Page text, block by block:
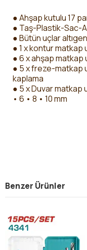
● Ahşap kutulu 17
● Taş-Plastik-Sac-
● Bütün uçlar
● 1 x kontur matkap
● 6 x ahşap matkap
● 5 x freze-matkap
kaplama
● 5 x Duvar
• 6 • 8 • 10 mm
Benzer Ürünler